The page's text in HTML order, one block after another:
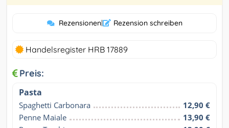
Rezensionen| Rezension schreiben
Handelsregister HRB 17889
Preis:
Pasta
Spaghetti Carbonara
12,90 €
Penne Maiale
13,90 €